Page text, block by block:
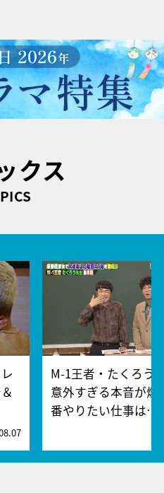
クス
M-1王者・たくろう
意外すぎる本音が爆
番やりたい仕事は…